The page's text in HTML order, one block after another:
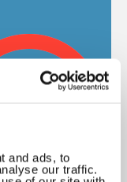
and ads, to
our traffic.